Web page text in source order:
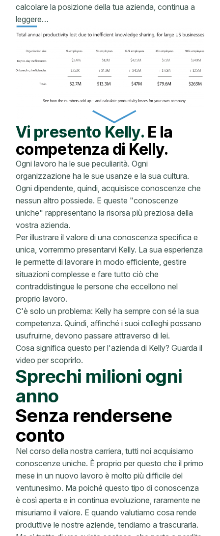
calcolare la posizione della tua azienda, continua a
leggere…
Vi presento Kelly. E la
competenza di Kelly.
Ogni lavoro ha le sue peculiarità. Ogni
organizzazione ha le sue usanze e la sua cultura.
Ogni dipendente, quindi, acquisisce conoscenze che
nessun altro possiede. E queste "conoscenze
uniche" rappresentano la risorsa più preziosa della
vostra azienda.
Per illustrare il valore di una conoscenza specifica e
unica, vorremmo presentarvi Kelly. La sua esperienza
le permette di lavorare in modo efficiente, gestire
situazioni complesse e fare tutto ciò che
contraddistingue le persone che eccellono nel
proprio lavoro.
C'è solo un problema: Kelly ha sempre con sé la sua
competenza. Quindi, affinché i suoi colleghi possano
usufruirne, devono passare attraverso di lei.
Cosa significa questo per l'azienda di Kelly? Guarda il
video per scoprirlo.
Sprechi milioni ogni
anno
Senza rendersene
conto
Nel corso della nostra carriera, tutti noi acquisiamo
conoscenze uniche. È proprio per questo che il primo
mese in un nuovo lavoro è molto più difficile del
ventunesimo. Ma poiché questo tipo di conoscenza
è così aperta e in continua evoluzione, raramente ne
misuriamo il valore. E quando valutiamo cosa rende
produttive le nostre aziende, tendiamo a trascurarla.